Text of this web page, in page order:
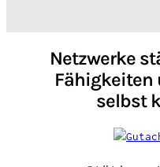
Netzwerke
Fähigkeiten
selbst